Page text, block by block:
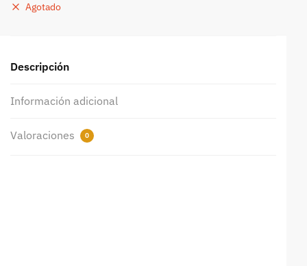
Agotado
Descripción
Información adicional
Valoraciones 0